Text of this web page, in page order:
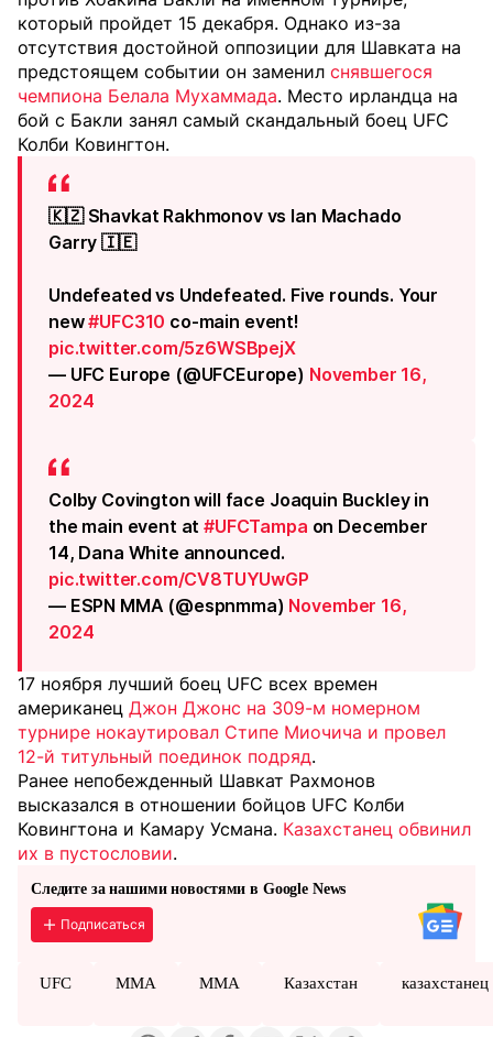
который пройдет 15 декабря. Однако из-за
отсутствия достойной оппозиции для Шавката на
предстоящем событии он заменил снявшегося
чемпиона Белала Мухаммада. Место ирландца на
бой с Бакли занял самый скандальный боец UFC
Колби Ковингтон.
🇰🇿 Shavkat Rakhmonov vs Ian Machado
Garry 🇮🇪
Undefeated vs Undefeated. Five rounds. Your
new#UFC310 co-main event!
pic.twitter.com/5z6WSBpejX
— UFC Europe (@UFCEurope) November 16,
2024
Colby Covington will face Joaquin Buckley in
the main event at#UFCTampa on December
14, Dana White announced.
pic.twitter.com/CV8TUYUwGP
— ESPN MMA (@espnmma) November 16,
2024
17 ноября лучший боец UFC всех времен
американец Джон Джонс на 309-м номерном
турнире нокаутировал Стипе Миочича и провел
12-й титульный поединок подряд.
Ранее непобежденный Шавкат Рахмонов
высказался в отношении бойцов UFC Колби
Ковингтона и Камару Усмана. Казахстанец обвинил
их в пустословии.
Следите за нашими новостями в Google News
Подписаться
UFC ММА MMA Казахстан казахстанец